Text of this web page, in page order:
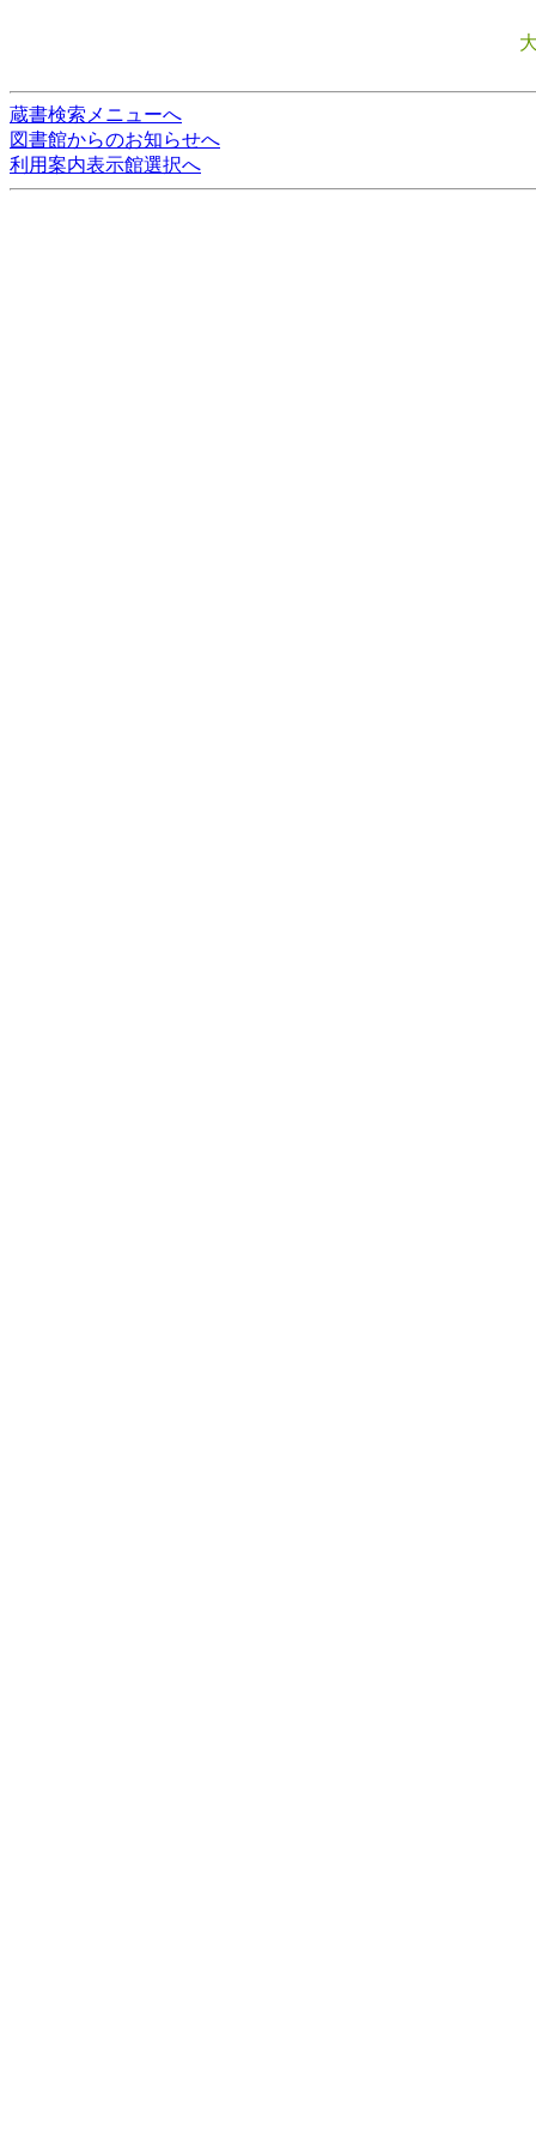
蔵書検索メニューへ
図書館からのお知らせへ
利用案内表示館選択へ